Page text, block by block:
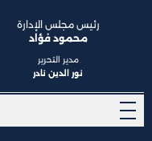
رئيس مجلس الإدارة
محمود فؤاد
مدير التحرير
نور الدين نادر